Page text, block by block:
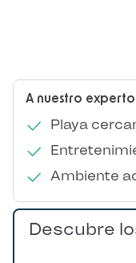
A nuestro
Playa
Ambiente
Descubre